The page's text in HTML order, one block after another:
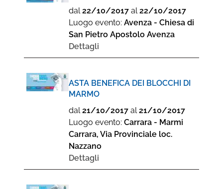
dal22/10/2017 al22/10/2017
Luogo evento: Avenza - Chiesa di
San Pietro Apostolo Avenza
Dettagli
ASTA BENEFICA DEI BLOCCHI DI
MARMO
dal21/10/2017 al21/10/2017
Luogo evento: Carrara - Marmi
Carrara, Via Provinciale loc.
Nazzano
Dettagli